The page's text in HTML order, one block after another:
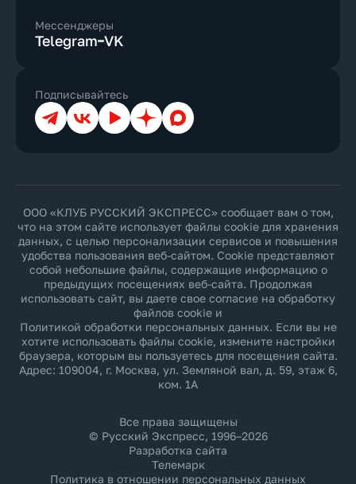
Мессенджеры
Telegram VK
Подписывайтесь
ТелеграмВКонтакте
YouTubeДзен Max
ООО «КЛУБ РУССКИЙ ЭКСПРЕСС» сообщает вам о том,
что на этом сайте использует файлы cookie для хранения
данных, с целью персонализации сервисов и повышения
удобства пользования веб-сайтом. Cookie представляют
собой небольшие файлы, содержащие информацию о
предыдущих посещениях веб-сайта. Продолжая
использовать сайт, вы даете свое согласие на обработку
файлов cookie и
Политикой обработки персональных данных. Если вы не
хотите использовать файлы cookie, измените настройки
браузера, которым вы пользуетесь для посещения сайта.
Адрес: 109004, г. Москва, ул. Земляной вал, д. 59, этаж 6,
ком. 1А
Все права защищены
© Русский Экспресс, 1996–2026
Разработка сайта
Телемарк
Политика в отношении персональных данных